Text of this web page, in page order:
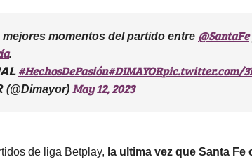
mejores momentos del partido entre @SantaFe
.
#HechosDePasión#DIMAYORpic.twitter.com/
(@Dimayor) May 12, 2023
de liga Betplay, la ultima vez que Santa